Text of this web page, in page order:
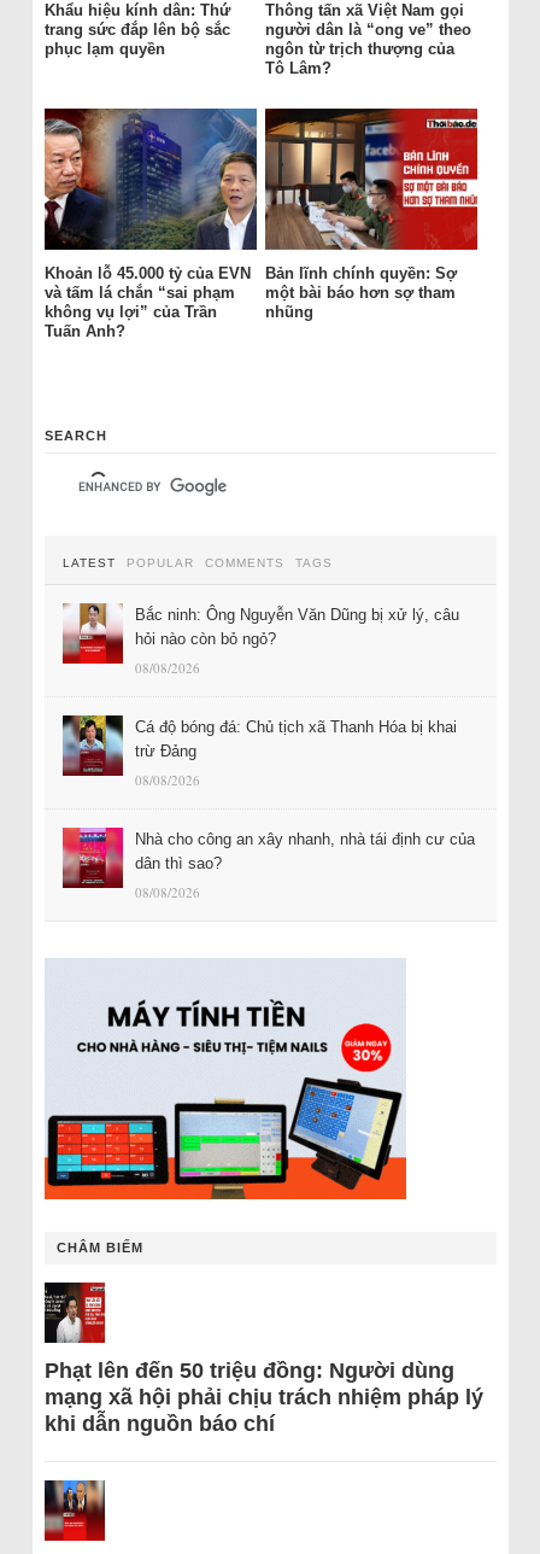
Khẩu hiệu kính dân: Thứ
trang sức đắp lên bộ sắc
phục lạm quyền
Thông tấn xã Việt Nam gọi
người dân là “ong ve” theo
ngôn từ trịch thượng của
Tô Lâm?
Khoản lỗ 45.000 tỷ của EVN
và tấm lá chắn “sai phạm
không vụ lợi” của Trần
Tuấn Anh?
Bản lĩnh chính quyền: Sợ
một bài báo hơn sợ tham
nhũng
SEARCH
LATEST POPULAR COMMENTS TAGS
Bắc ninh: Ông Nguyễn Văn Dũng bị xử lý, câu
hỏi nào còn bỏ ngỏ?
08/08/2026
Cá độ bóng đá: Chủ tịch xã Thanh Hóa bị khai
trừ Đảng
08/08/2026
Nhà cho công an xây nhanh, nhà tái định cư của
dân thì sao?
08/08/2026
CHÂM BIẾM
Phạt lên đến 50 triệu đồng: Người dùng
mạng xã hội phải chịu trách nhiệm pháp lý
khi dẫn nguồn báo chí